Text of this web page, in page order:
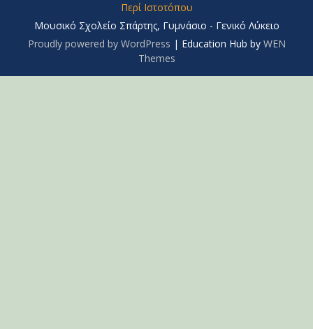
Περί Ιστοτόπου
Μουσικό Σχολείο Σπάρτης, Γυμνάσιο - Γενικό Λύκειο
Proudly powered by WordPress | Education Hub by WEN
Themes